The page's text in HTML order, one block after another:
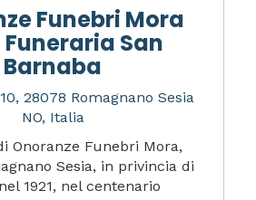
Funebri Mora
Funeraria San
Barnaba
28078 Romagnano Sesia
NO, Italia
Onoranze Funebri Mora,
Sesia, in privincia di
1921, nel centenario